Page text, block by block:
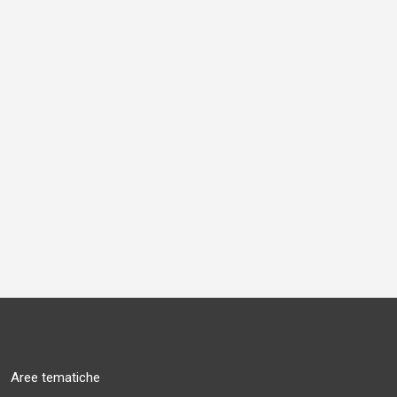
Aree tematiche